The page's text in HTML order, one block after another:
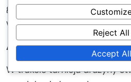
goli, zdobywając jedynie
wpłynęło na ich wydajność
Analiza szans na
W trakcie turnieju drużyny
Reject All
Accept All